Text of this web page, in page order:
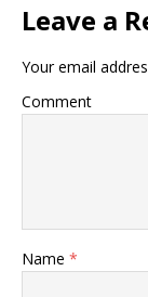
Leave a
Your email
Comment
Name *